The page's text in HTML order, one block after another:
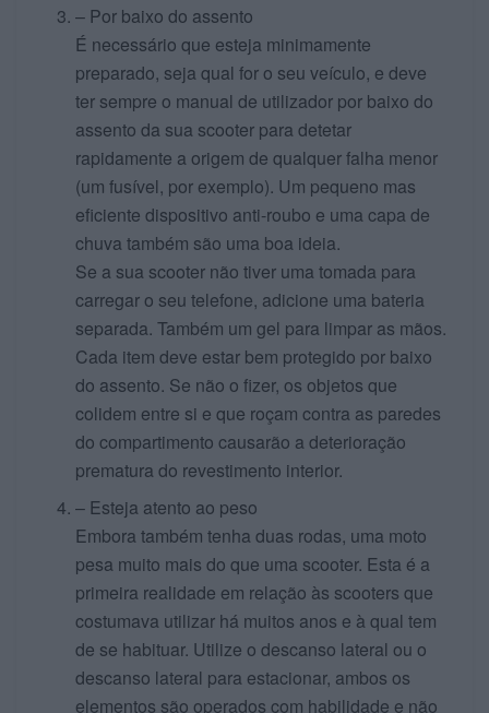
– Por baixo do assento
É necessário que esteja minimamente
preparado, seja qual for o seu veículo, e deve
ter sempre o manual de utilizador por baixo do
assento da sua scooter para detetar
rapidamente a origem de qualquer falha menor
(um fusível, por exemplo). Um pequeno mas
eficiente dispositivo anti-roubo e uma capa de
chuva também são uma boa ideia.
Se a sua scooter não tiver uma tomada para
carregar o seu telefone, adicione uma bateria
separada. Também um gel para limpar as mãos.
Cada item deve estar bem protegido por baixo
do assento. Se não o fizer, os objetos que
colidem entre si e que roçam contra as paredes
do compartimento causarão a deterioração
prematura do revestimento interior.
– Esteja atento ao peso
Embora também tenha duas rodas, uma moto
pesa muito mais do que uma scooter. Esta é a
primeira realidade em relação às scooters que
costumava utilizar há muitos anos e à qual tem
de se habituar. Utilize o descanso lateral ou o
descanso lateral para estacionar, ambos os
elementos são operados com habilidade e não